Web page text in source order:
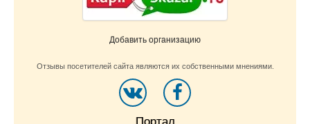
Добавить организацию
Отзывы посетителей сайта являются их собственными мнениями.